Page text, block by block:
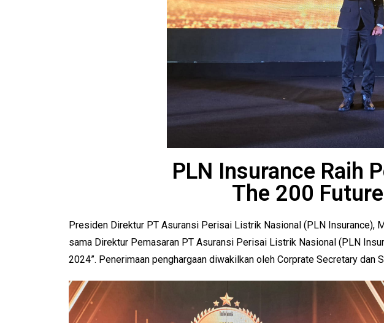
PLN Insurance Raih
The 200
Presiden Direktur PT Asuransi Perisai Listrik Nasional (PLN Insurance),
sama Direktur Pemasaran PT Asuransi Perisai Listrik Nasional (PLN
2024”. Penerimaan penghargaan diwakilkan oleh Corprate Secretary dan